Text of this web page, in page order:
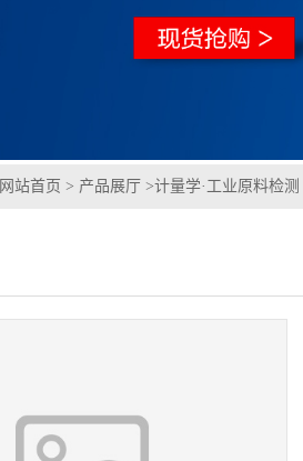
网站首页 > 产品展厅 >计量学·工业原料检测